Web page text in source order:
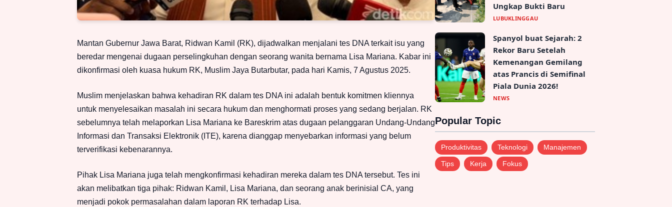
Mantan Gubernur Jawa Barat, Ridwan Kamil (RK), dijadwalkan menjalani tes DNA terkait isu yang
beredar mengenai dugaan perselingkuhan dengan seorang wanita bernama Lisa Mariana. Kabar ini
dikonfirmasi oleh kuasa hukum RK, Muslim Jaya Butarbutar, pada hari Kamis, 7 Agustus 2025.
Muslim menjelaskan bahwa kehadiran RK dalam tes DNA ini adalah bentuk komitmen kliennya
untuk menyelesaikan masalah ini secara hukum dan menghormati proses yang sedang berjalan. RK
sebelumnya telah melaporkan Lisa Mariana ke Bareskrim atas dugaan pelanggaran Undang-Undang
Informasi dan Transaksi Elektronik (ITE), karena dianggap menyebarkan informasi yang belum
terverifikasi kebenarannya.
Pihak Lisa Mariana juga telah mengkonfirmasi kehadiran mereka dalam tes DNA tersebut. Tes ini
akan melibatkan tiga pihak: Ridwan Kamil, Lisa Mariana, dan seorang anak berinisial CA, yang
menjadi pokok permasalahan dalam laporan RK terhadap Lisa.
Ungkap Bukti Baru
LUBUKLINGGAU
Spanyol buat Sejarah: 2
Rekor Baru Setelah
Kemenangan Gemilang
atas Prancis di Semifinal
Piala Dunia 2026!
NEWS
Popular Topic
Produktivitas Teknologi Manajemen
Tips Kerja Fokus